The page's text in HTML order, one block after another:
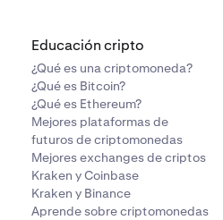
Educación cripto
¿Qué es una criptomoneda?
¿Qué es Bitcoin?
¿Qué es Ethereum?
Mejores plataformas de
futuros de criptomonedas
Mejores exchanges de criptos
Kraken y Coinbase
Kraken y Binance
Aprende sobre criptomonedas